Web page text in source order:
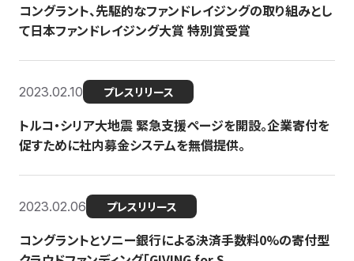
コングラント、先駆的なファンドレイジングの取り組みとし
て日本ファンドレイジング大賞 特別賞受賞
2023.02.10 プレスリリース
トルコ・シリア大地震 緊急支援ページを開設。企業寄付を
促すために社内募金システムを無償提供。
2023.02.06 プレスリリース
コングラントとソニー銀行による決済手数料0%の寄付型